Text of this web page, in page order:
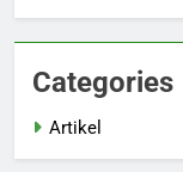
Categories
Artikel